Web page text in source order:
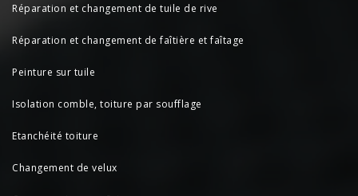
Réparation et changement de tuile de rive
Réparation et changement de faîtière et faîtage
Peinture sur tuile
Isolation comble, toiture par soufflage
Etanchéité toiture
Changement de velux